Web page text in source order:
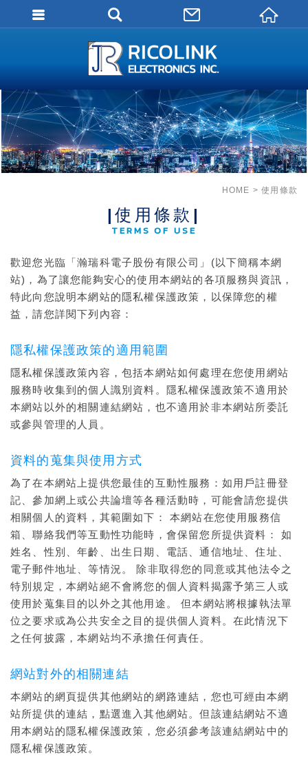
HOME 使用條款
|使用條款|
TERMS OF USE
歡迎您光臨「瀚瑞科電子股份有限公司」(以下簡稱本網
站)，為了讓您能夠安心的使用本網站的各項服務與資訊，
特此向您說明本網站的隱私權保護政策，以保障您的權
益，請您詳閱下列內容：
隱私權保護政策的適用範圍
隱私權保護政策內容，包括本網站如何處理在您使用網站
服務時收集到的個人識別資料。隱私權保護政策不適用於
本網站以外的相關連結網站，也不適用於非本網站所委託
或參與管理的人員。
資料的蒐集與使用方式
為了在本網站上提供您最佳的互動性服務：如用戶註冊登
記、參加網上或公共論壇等各種活動時，可能會請您提供
相關個人的資料，其範圍如下： 本網站在您使用服務信
箱、聯絡我們等互動性功能時，會保留您所提供資料： 如
姓名、性別、年齡、出生日期、電話、通信地址、住址、
電子郵件地址、等情況。 除非取得您的同意或其他法令之
特別規定，本網站絕不會將您的個人資料揭露予第三人或
使用於蒐集目的以外之其他用途。 但本網站將根據執法單
位之要求或為公共安全之目的提供個人資料。在此情況下
之任何披露，本網站均不承擔任何責任。
網站對外的相關連結
本網站的網頁提供其他網站的網路連結，您也可經由本網
站所提供的連結，點選進入其他網站。但該連結網站不適
用本網站的隱私權保護政策，您必須參考該連結網站中的
隱私權保護政策。
會員登入(燈箱)
加入會員
忘記密碼
密碼修改
個人資料修改
會員登出
填寫匯款通知